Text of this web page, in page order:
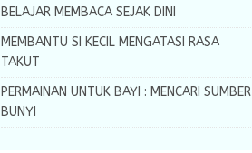
BELAJAR MEMBACA SEJAK DINI
MEMBANTU SI KECIL MENGATASI RASA
TAKUT
PERMAINAN UNTUK BAYI : MENCARI SUMBER
BUNYI